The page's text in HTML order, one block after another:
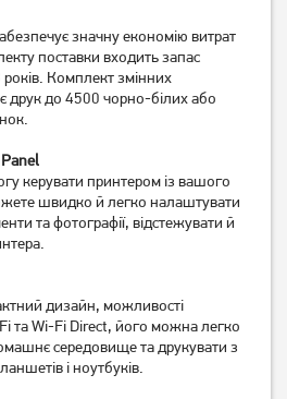
7 929грн
БФП Epson EcoTank L3256
(C11CJ67414)
12 519грн
10 009
значну економію витрат
поставки входить запас
Комплект змінних
друк до 4500 чорно-білих або
керувати принтером із вашого
швидко й легко налаштувати
та фотографії, відстежувати й
дизайн, можливості
та Wi-Fi Direct, його можна легко
середовище та друкувати з
і ноутбуків.